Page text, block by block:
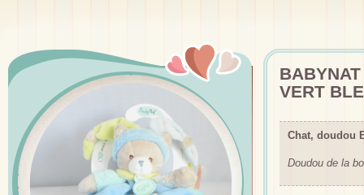
VERT
Chat, doudou
Doudou de la